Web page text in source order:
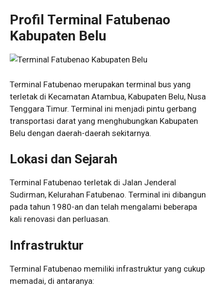
Profil Terminal Fatubenao
Kabupaten Belu
Terminal Fatubenao merupakan terminal bus yang
terletak di Kecamatan Atambua, Kabupaten Belu, Nusa
Tenggara Timur. Terminal ini menjadi pintu gerbang
transportasi darat yang menghubungkan Kabupaten
Belu dengan daerah-daerah sekitarnya.
Lokasi dan Sejarah
Terminal Fatubenao terletak di Jalan Jenderal
Sudirman, Kelurahan Fatubenao. Terminal ini dibangun
pada tahun 1980-an dan telah mengalami beberapa
kali renovasi dan perluasan.
Infrastruktur
Terminal Fatubenao memiliki infrastruktur yang cukup
memadai, di antaranya: